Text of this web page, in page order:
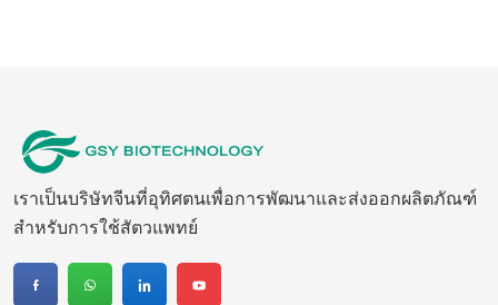
เราเป็นบริษัทจีนที่อุทิศตนเพื่อการพัฒนาและส่งออกผลิตภัณฑ์
สำหรับการใช้สัตวแพทย์